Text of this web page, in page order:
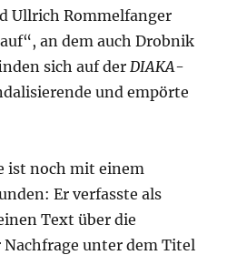
Ullrich Rommelfanger
an dem auch Drobnik
sich auf der DIAKA-
und empörte
ist noch mit einem
Er verfasste als
Text über die
unter dem Titel